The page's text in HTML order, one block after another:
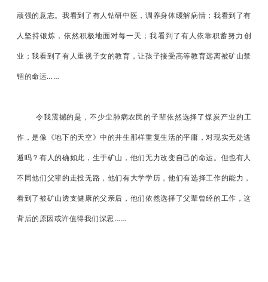
顽强的意志。我看到了有人钻研中医，调养身体缓解病情；我看到了有
人坚持锻炼，依然积极地面对每一天；我看到了有人依靠积蓄努力创
业；我看到了有人重视子女的教育，让孩子接受高等教育远离被矿山禁
锢的命运……
令我震撼的是，不少尘肺病农民的子辈依然选择了煤炭产业的工
作，是像《地下的天空》中的井生那样重复生活的平庸，对现实无处逃
遁吗？有人的确如此，生于矿山，他们无力改变自己的命运。但也有人
不同他们父辈的走投无路，他们有大学学历，他们有选择工作的能力，
看到了被矿山透支健康的父亲后，他们依然选择了父辈曾经的工作，这
背后的原因或许值得我们深思……